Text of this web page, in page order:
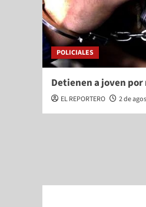
POLICIALES
Detienen a joven por
EL REPORTERO 2 de